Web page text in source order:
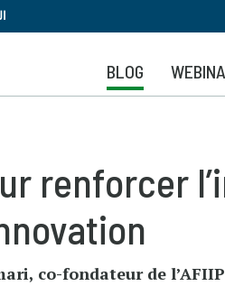
au
BLOG
renforcer
co-fondateur de